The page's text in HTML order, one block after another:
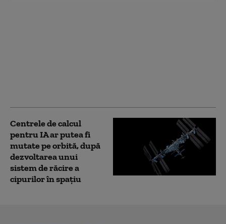
Centrele de calcul
pentru IA ar putea fi
mutate pe orbită, după
dezvoltarea unui
sistem de răcire a
cipurilor în spațiu